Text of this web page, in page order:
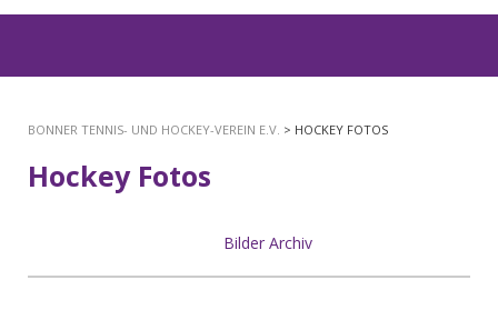
1 2 3
INHALT
SPRINGEN
BONNER TENNIS- UND HOCKEY-VEREIN E.V. > HOCKEY FOTOS
Hockey Fotos
Bilder Archiv